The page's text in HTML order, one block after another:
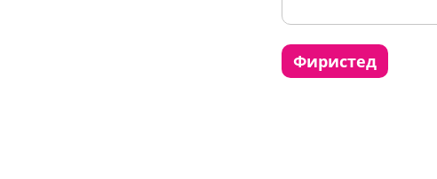
фиристед